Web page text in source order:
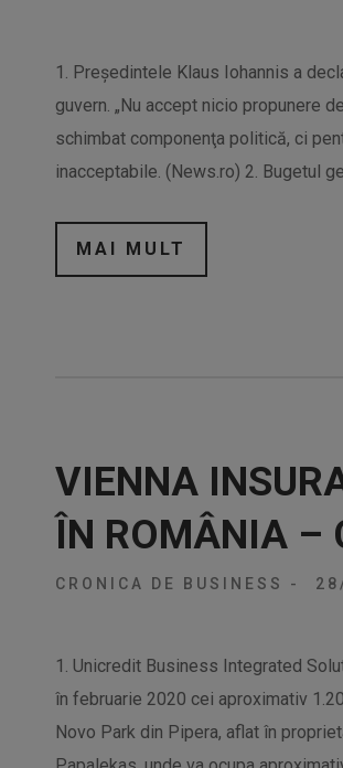
1. Preşedintele Klaus Iohannis a
guvern. „Nu accept nicio propunere
schimbat componenţa politică, ci
inacceptabile. (News.ro) 2. Bugetul
MAI MULT
VIENNA
ÎN ROMÂNIA –
CRONICA DE BUSINESS -
1. Unicredit Business Integrated
în februarie 2020 cei aproximativ
Novo Park din Pipera, aflat în